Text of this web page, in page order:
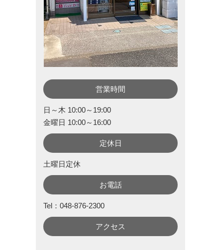
営業時間
日～木 10:00～19:00
金曜日 10:00～16:00
定休日
土曜日定休
お電話
Tel：048-876-2300
アクセス